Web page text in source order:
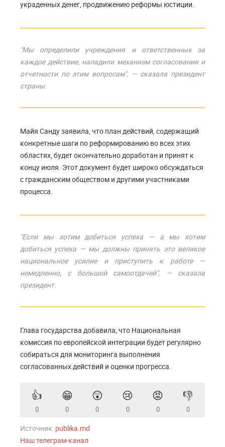
украденных денег, продвижению реформы юстиции.
"Мы определили учреждения и ответственных за
каждое действие, наладили механизм согласования и
отчетности по этим вопросам", — сказала президент
страны.
Майя Санду заявила, что план действий, содержащий
конкретные шаги по реформированию во всех этих
областях, будет окончательно доработан и принят к
концу июля. Этот документ будет широко обсуждаться
с гражданским обществом и другими участниками
процесса.
"Если мы хотим добиться успеха — а мы хотим
добиться успеха — мы должны принять это великое
национальное усилие и приступить к работе —
немедленно, с большой самоотдачей", — сказала
президент.
Глава государства добавила, что Национальная
комиссия по европейской интеграции будет регулярно
собираться для мониторинга выполнения
согласованных действий и оценки прогресса.
👍
0
😁
0
😲
0
😢
0
😡
0
👎
0
Источник: publika.md
Наш телеграм-канал